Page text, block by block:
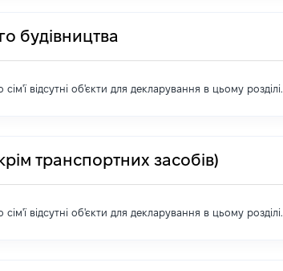
будівництва
відсутні об'єкти для декларування в цьому розділі.
транспортних засобів)
відсутні об'єкти для декларування в цьому розділі.